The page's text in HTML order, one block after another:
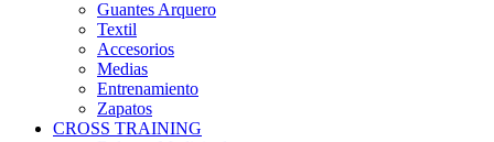
Guantes Arquero
Textil
Accesorios
Medias
Entrenamiento
Zapatos
CROSS TRAINING